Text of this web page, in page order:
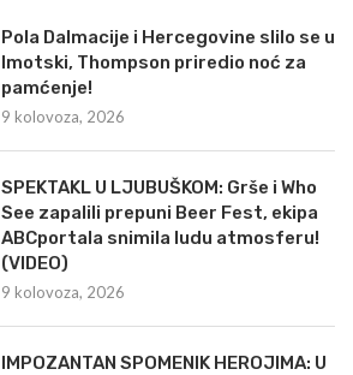
Pola Dalmacije i Hercegovine slilo se u
Imotski, Thompson priredio noć za
pamćenje!
9 kolovoza, 2026
SPEKTAKL U LJUBUŠKOM: Grše i Who
See zapalili prepuni Beer Fest, ekipa
ABCportala snimila ludu atmosferu!
(VIDEO)
9 kolovoza, 2026
IMPOZANTAN SPOMENIK HEROJIMA: U